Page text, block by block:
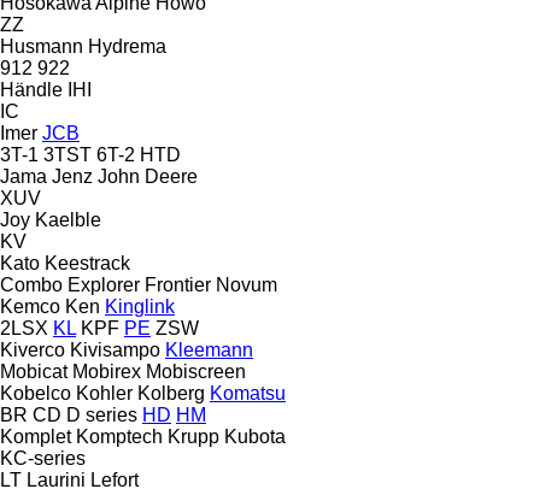
ZZ
Husmann Hydrema
912 922
Händle IHI
IC
Imer JCB
3T-1 3TST 6T-2 HTD
Jama Jenz John Deere
XUV
Joy Kaelble
KV
Kato Keestrack
Combo Explorer Frontier Novum
Kemco Ken Kinglink
2LSX KL KPF PE ZSW
Kiverco Kivisampo Kleemann
Mobicat Mobirex Mobiscreen
Kobelco Kohler Kolberg Komatsu
BR CD D series HD HM
Komplet Komptech Krupp Kubota
KC-series
LT Laurini Lefort